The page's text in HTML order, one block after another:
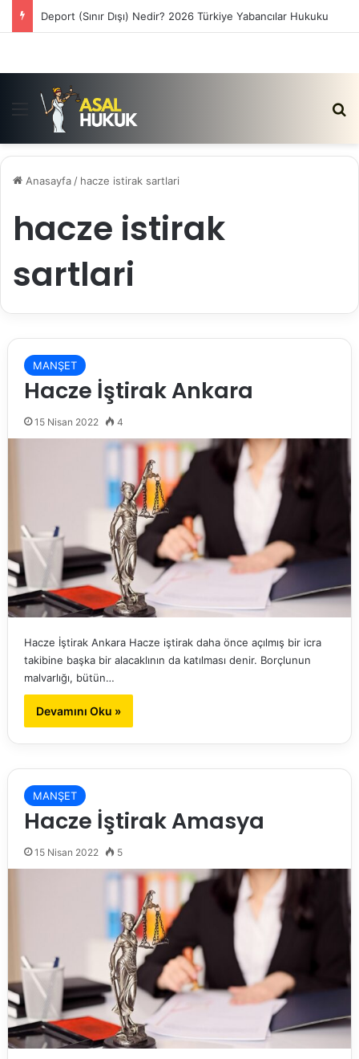
Deport (Sınır Dışı) Nedir? 2026 Türkiye Yabancılar Hukuku
Menü
Anasayfa / hacze istirak sartlari
hacze istirak
sartlari
MANŞET
Hacze İştirak Ankara
15 Nisan 2022 4
Hacze İştirak Ankara Hacze iştirak daha önce açılmış bir icra
takibine başka bir alacaklının da katılması denir. Borçlunun
malvarlığı, bütün…
Devamını Oku »
MANŞET
Hacze İştirak Amasya
15 Nisan 2022 5